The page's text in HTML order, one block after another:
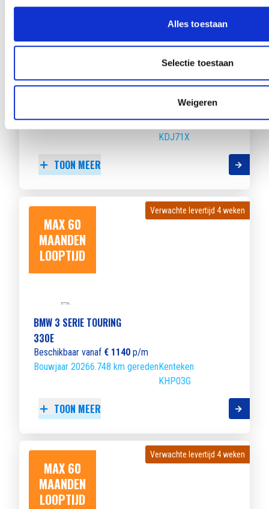
Alles toestaan
Selectie toestaan
Weigeren
LOOPTIJD
BMW 3 SERIE TOURING
Bouwjaar 20267.695 km geredenKenteken
KDJ71X
TOON MEER
MAX 60
MAANDEN
LOOPTIJD
Verwachte levertijd 4 weken
Verwachte levertijd 4 weken
BMW 3 SERIE TOURING
330E
Beschikbaar vanaf € 1140 p/m
Bouwjaar 20266.748 km geredenKenteken
KHP03G
TOON MEER
MAX 60
MAANDEN
LOOPTIJD
Verwachte levertijd 4 weken
Verwachte levertijd 4 weken